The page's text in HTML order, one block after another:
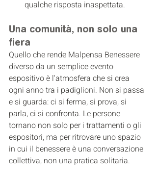
qualche risposta inaspettata.
Una comunità, non solo una
fiera
Quello che rende Malpensa Benessere
diverso da un semplice evento
espositivo è l'atmosfera che si crea
ogni anno tra i padiglioni. Non si passa
e si guarda: ci si ferma, si prova, si
parla, ci si confronta. Le persone
tornano non solo per i trattamenti o gli
espositori, ma per ritrovare uno spazio
in cui il benessere è una conversazione
collettiva, non una pratica solitaria.